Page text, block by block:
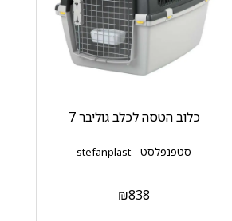
סטפנפלסט - stefanplast
כלוב הטסה לכלב גוליבר 7
₪838